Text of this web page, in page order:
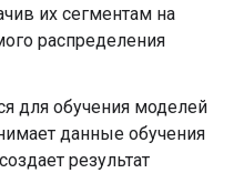
их сегментам на
распределения
для обучения моделей
данные обучения
результат